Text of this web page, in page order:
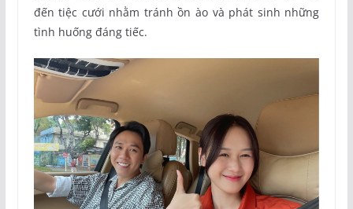
đến tiệc cưới nhằm tránh ồn ào và phát sinh những
tình huống đáng tiếc.